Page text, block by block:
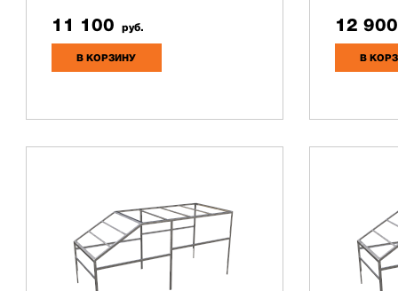
11 100 руб.
В КОРЗИНУ
12 900
В